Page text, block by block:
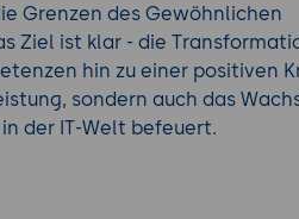
Grenzen des Gewöhnlichen
Ziel ist klar - die
hin zu einer positiven
sondern auch das
der IT-Welt befeuert.